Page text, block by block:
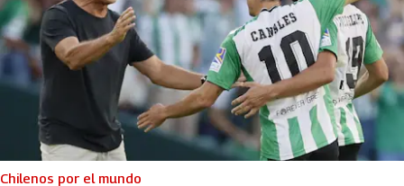
Chilenos por el mundo